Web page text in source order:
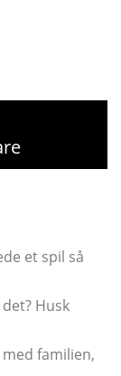
et spil så
Husk
familien,